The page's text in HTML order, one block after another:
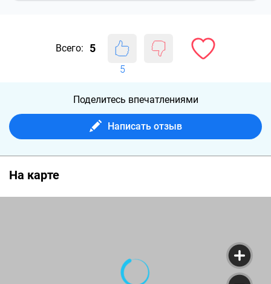
Всего: 5
5
Поделитесь впечатлениями
Написать отзыв
На карте